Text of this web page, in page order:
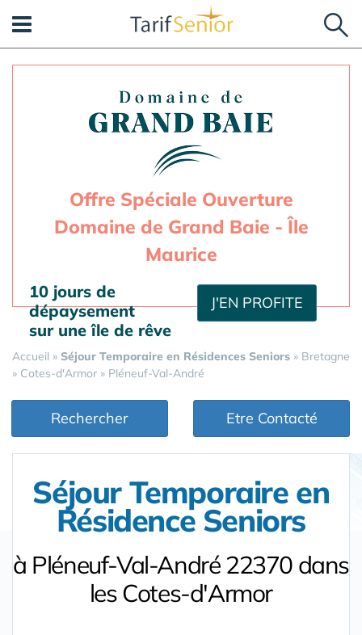
Offre Spéciale Ouverture
Domaine de Grand Baie - Île
Maurice
J'EN PROFITE
10 jours de
dépaysement
sur une île de rêve
Accueil » Séjour Temporaire en Résidences Seniors » Bretagne
» Cotes-d'Armor » Pléneuf-Val-André
Rechercher Etre Contacté
Séjour Temporaire en
Résidence Seniors
à Pléneuf-Val-André 22370 dans
les Cotes-d'Armor